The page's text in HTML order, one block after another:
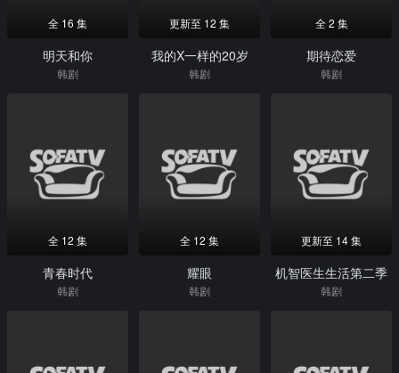
全 16 集
明天和你
韩剧
更新至 12 集
我的X一样的20岁
韩剧
全 2 集
期待恋爱
韩剧
全 12 集
青春时代
韩剧
全 12 集
耀眼
韩剧
更新至 14 集
机智医生生活第二季
韩剧